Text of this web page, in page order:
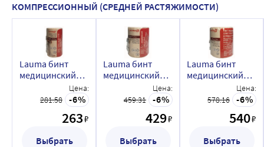
КОМПРЕССИОННЫЙ (СРЕДНЕЙ РАСТЯЖИМОСТИ)
Lauma бинт
медицинский
компрессионный
растяжимости
Цена:
281.58
6
263₽
Выбрать
Lauma бинт
медицинский
компрессионный
растяжимости
Цена:
459.31
6
429₽
Выбрать
Lauma бинт
медицинский
компрессионный
модель 5 8 смx2
м/средней
Цена:
578.16
6
540₽
Выбрать